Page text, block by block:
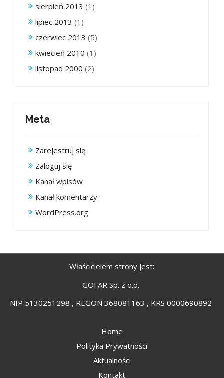
sierpień 2013 (1)
lipiec 2013 (1)
czerwiec 2013 (5)
kwiecień 2010 (1)
listopad 2000 (2)
Meta
Zarejestruj się
Zaloguj się
Kanał wpisów
Kanał komentarzy
WordPress.org
Właścicielem strony jest:
GOFAR Sp. z o.o.
NIP 5130251298 , REGON 368081163 , KRS 0000690892
Home
Polityka Prywatności
Aktualności
Kontakt